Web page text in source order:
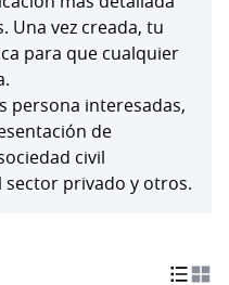
Una vez creada, tu
para que cualquier
persona interesadas,
de
civil
sector privado y otros.